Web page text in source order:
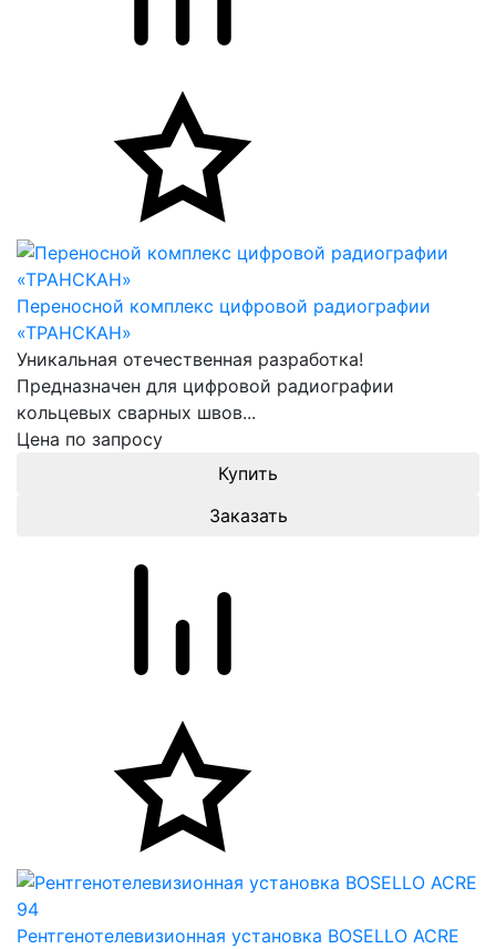
Переносной комплекс цифровой радиографии
«ТРАНСКАН»
Уникальная отечественная разработка!
Предназначен для цифровой радиографии
кольцевых сварных швов...
Цена по запросу
Заказать
Рентгенотелевизионная установка BOSELLO ACRE